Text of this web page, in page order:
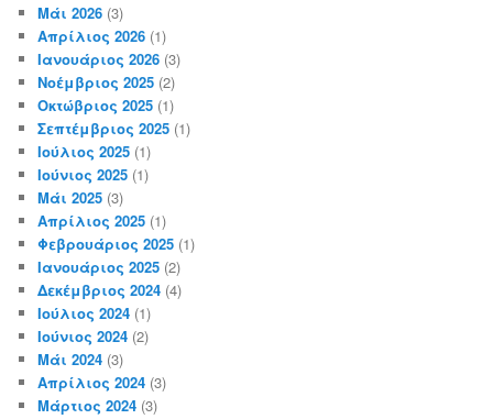
Μάι 2026 (3)
Απρίλιος 2026 (1)
Ιανουάριος 2026 (3)
Νοέμβριος 2025 (2)
Οκτώβριος 2025 (1)
Σεπτέμβριος 2025 (1)
Ιούλιος 2025 (1)
Ιούνιος 2025 (1)
Μάι 2025 (3)
Απρίλιος 2025 (1)
Φεβρουάριος 2025 (1)
Ιανουάριος 2025 (2)
Δεκέμβριος 2024 (4)
Ιούλιος 2024 (1)
Ιούνιος 2024 (2)
Μάι 2024 (3)
Απρίλιος 2024 (3)
Μάρτιος 2024 (3)